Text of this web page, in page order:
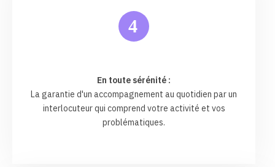
4
En toute sérénité :
La garantie d'un accompagnement au quotidien par un
interlocuteur qui comprend votre activité et vos
problématiques.